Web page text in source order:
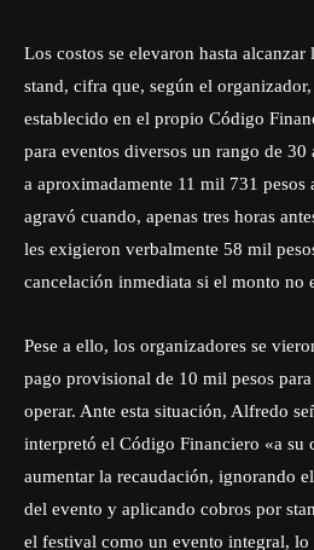
Los costos se elevaron hasta
stand, cifra que, según el
establecido en el propio Código
para eventos diversos un rango de
a aproximadamente 11 mil 731 pesos
agravó cuando, apenas tres horas
les exigieron verbalmente 58 mil
cancelación inmediata si el monto no
Pese a ello, los organizadores se
pago provisional de 10 mil pesos
operar. Ante esta situación, Alfredo
interpretó el Código Financiero «a su
aumentar la recaudación, ignorando
del evento y aplicando cobros por
el festival como un evento integral,